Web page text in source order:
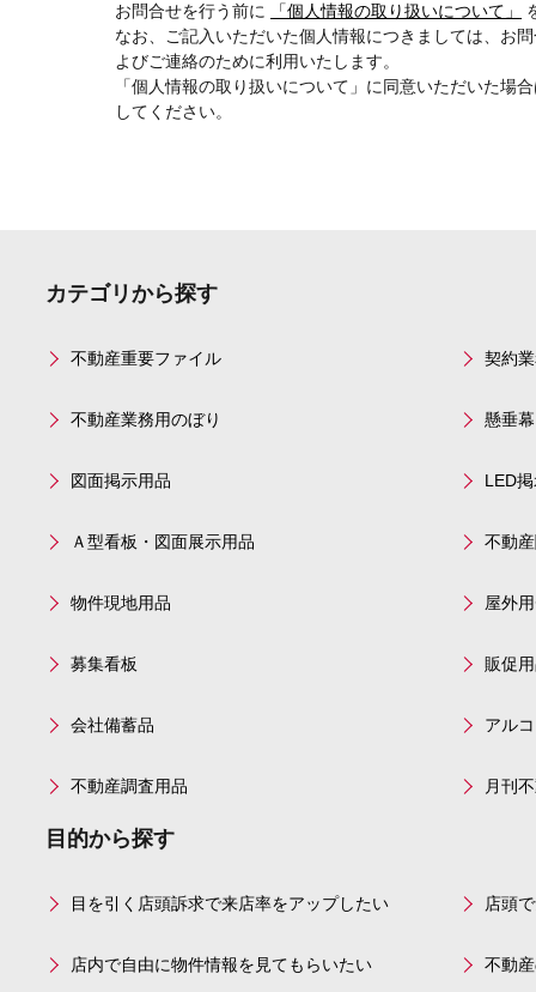
お問合せを行う前に
「個人情報の取り扱いについて」
なお、ご記入いただいた個人情報につきましては、お
よびご連絡のために利用いたします。
「個人情報の取り扱いについて」に同意いただいた場
してください。
カテゴリから探す
不動産重要ファイル 契約
不動産業務用のぼり 懸垂
図面掲示用品 LED
Ａ型看板・図面展示用品 不動
物件現地用品 屋外
募集看板 販促
会社備蓄品 アル
不動産調査用品 月刊
目的から探す
目を引く店頭訴求で来店率をアップしたい 店頭
店内で自由に物件情報を見てもらいたい 不動